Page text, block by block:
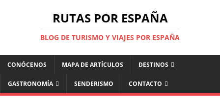
RUTAS POR ESPAÑA
BLOG DE TURISMO Y VIAJES POR ESPAÑA
CONÓCENOS MAPA DE ARTÍCULOS DESTINOS
GASTRONOMÍA SENDERISMO CONTACTO